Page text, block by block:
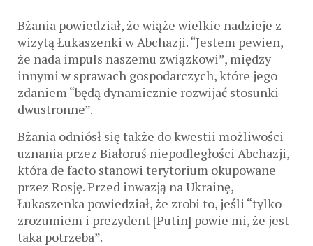
Bżania powiedział, że wiąże wielkie nadzieje z
wizytą Łukaszenki w Abchazji. “Jestem pewien,
że nada impuls naszemu związkowi”, między
innymi w sprawach gospodarczych, które jego
zdaniem “będą dynamicznie rozwijać stosunki
dwustronne”.
Bżania odniósł się także do kwestii możliwości
uznania przez Białoruś niepodległości Abchazji,
która de facto stanowi terytorium okupowane
przez Rosję. Przed inwazją na Ukrainę,
Łukaszenka powiedział, że zrobi to, jeśli “tylko
zrozumiem i prezydent [Putin] powie mi, że jest
taka potrzeba”.